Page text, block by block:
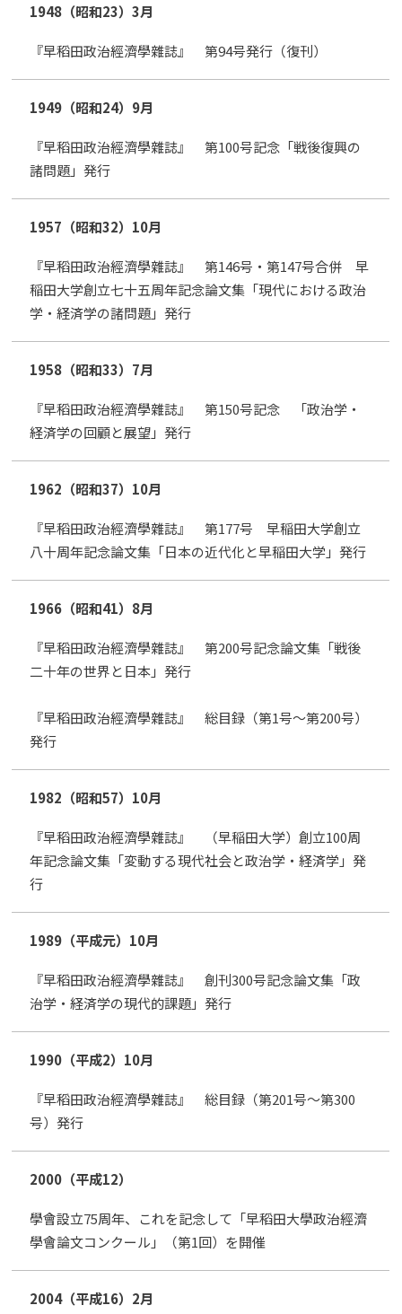
1948（昭和23）3月
『早稻田政治經濟學雜誌』 第94号発行（復刊）
1949（昭和24） 9月
『早稻田政治經濟學雜誌』 第100号記念「戦後復興の
諸問題」発行
1957（昭和32） 10月
『早稻田政治經濟學雜誌』 第146号・第147号合併 早
稲田大学創立七十五周年記念論文集「現代における政治
学・経済学の諸問題」発行
1958（昭和33） 7月
『早稻田政治經濟學雜誌』 第150号記念 「政治学・
経済学の回顧と展望」発行
1962（昭和37） 10月
『早稻田政治經濟學雜誌』 第177号 早稲田大学創立
八十周年記念論文集「日本の近代化と早稲田大学」発行
1966（昭和41） 8月
『早稻田政治經濟學雜誌』 第200号記念論文集「戦後
二十年の世界と日本」発行
『早稻田政治經濟學雜誌』 総目録（第1号～第200号）
発行
1982（昭和57） 10月
『早稻田政治經濟學雜誌』 （早稲田大学）創立100周
年記念論文集「変動する現代社会と政治学・経済学」発
行
1989（平成元） 10月
『早稻田政治經濟學雜誌』 創刊300号記念論文集「政
治学・経済学の現代的課題」発行
1990（平成2） 10月
『早稻田政治經濟學雜誌』 総目録（第201号～第300
号）発行
2000（平成12）
學會設立75周年、これを記念して「早稻田大學政治經濟
學會論文コンクール」（第1回）を開催
2004（平成16） 2月